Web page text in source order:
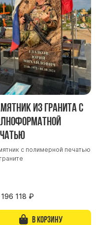
СВО
фото
на двоих )
из гранита с
с полимерной печатью
196 118 ₽
В корзину